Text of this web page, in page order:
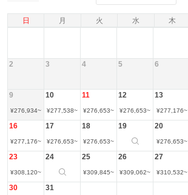
日 月 火 水 木
2 3 4 5 6
9
¥276,934~
10
¥277,538~
11
¥276,653~
12
¥276,653~
13
¥277,176~
16
¥277,176~
17
¥276,653~
18
¥276,653~
19 20
¥276,653~
23
¥308,120~
24 25
¥309,845~
26
¥309,062~
27
¥310,532~
30 31